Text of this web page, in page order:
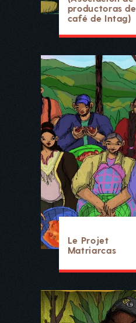
productoras de
café de Intag)
Le Projet
Matriarcas